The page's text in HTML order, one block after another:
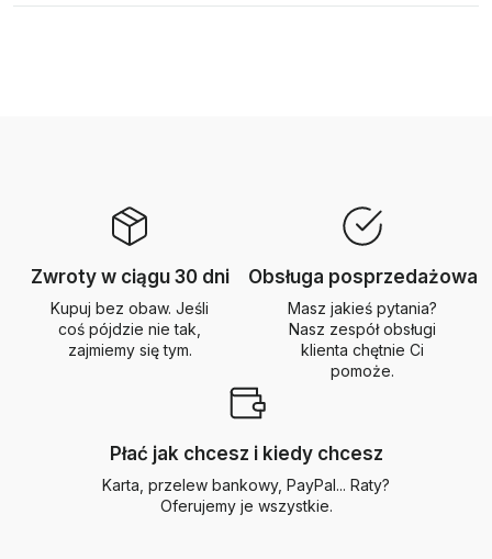
Zwroty w ciągu 30 dni
Kupuj bez obaw. Jeśli
coś pójdzie nie tak,
zajmiemy się tym.
Obsługa posprzedażowa
Masz jakieś pytania?
Nasz zespół obsługi
klienta chętnie Ci
pomoże.
Płać jak chcesz i kiedy chcesz
Karta, przelew bankowy, PayPal... Raty?
Oferujemy je wszystkie.